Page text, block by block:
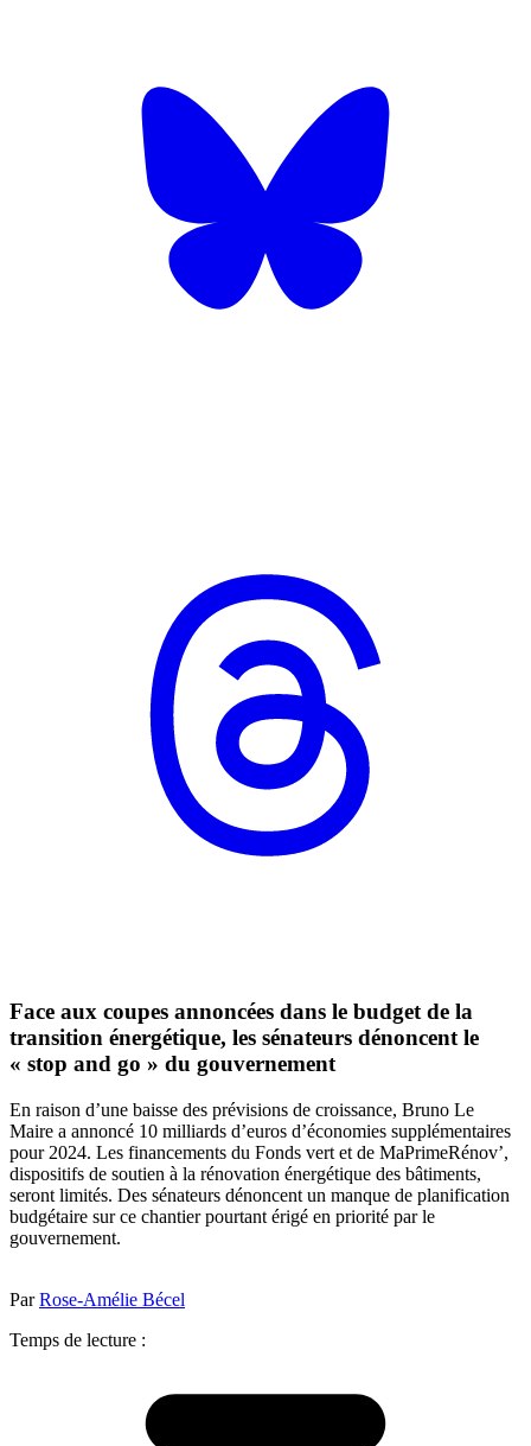
Face aux coupes annoncées dans le budget de la
transition énergétique, les sénateurs dénoncent le
« stop and go » du gouvernement
En raison d’une baisse des prévisions de croissance, Bruno Le
Maire a annoncé 10 milliards d’euros d’économies supplémentaires
pour 2024. Les financements du Fonds vert et de MaPrimeRénov’,
dispositifs de soutien à la rénovation énergétique des bâtiments,
seront limités. Des sénateurs dénoncent un manque de planification
budgétaire sur ce chantier pourtant érigé en priorité par le
gouvernement.
ParRose-Amélie Bécel
Temps de lecture :